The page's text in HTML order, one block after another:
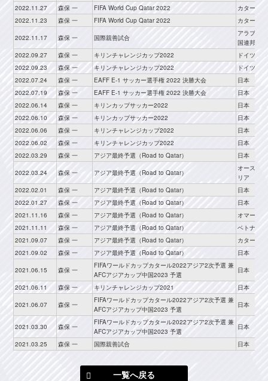
2022.11.27
森保 一 FIFA World Cup Qatar 2022
カタール
2022.11.23
森保 一 FIFA World Cup Qatar 2022 カタール
2022.11.17 森保 一 国際親善試合
アラブ首長
国連邦
2022.09.27
森保 一 キリンチャレンジカップ2022
ドイツ
2022.09.23
森保 一 キリンチャレンジカップ2022
ドイツ
2022.07.24
森保 一 EAFF E-1 サッカー選手権 2022 決勝大会
日本
2022.07.19
森保 一 EAFF E-1 サッカー選手権 2022 決勝大会
日本
2022.06.14
森保 一 キリンカップサッカー2022
日本
2022.06.10
森保 一 キリンカップサッカー2022
日本
2022.06.06
森保 一 キリンチャレンジカップ2022
日本
2022.06.02
森保 一 キリンチャレンジカップ2022
日本
2022.03.29
森保 一 アジア最終予選（Road to Qatar） 日本
2022.03.24 森保 一 アジア最終予選（Road to Qatar）
オーストラ
リア
2022.02.01
森保 一 アジア最終予選（Road to Qatar）
日本
2022.01.27
森保 一 アジア最終予選（Road to Qatar）
日本
2021.11.16
森保 一 アジア最終予選（Road to Qatar）
オマーン
2021.11.11
森保 一 アジア最終予選（Road to Qatar）
ベトナム
2021.09.07
森保 一 アジア最終予選（Road to Qatar）
カタール
2021.09.02
森保 一 アジア最終予選（Road to Qatar） 日本
2021.06.15 森保 一
FIFAワールドカップカタール2022アジア2次予選 兼
AFCアジアカップ中国2023 予選
日本
2021.06.11 森保 一 キリンチャレンジカップ2021 日本
2021.06.07 森保 一
FIFAワールドカップカタール2022アジア2次予選 兼
AFCアジアカップ中国2023 予選
日本
2021.03.30 森保 一
FIFAワールドカップカタール2022アジア2次予選 兼
AFCアジアカップ中国2023 予選
日本
2021.03.25 森保 一 国際親善試合 日本
一覧へ戻る